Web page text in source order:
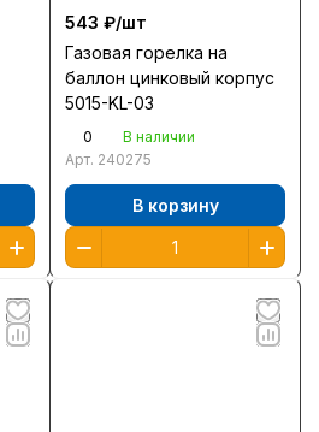
543 ₽/шт
Газовая горелка на
баллон цинковый корпус
5015-KL-03
0
В наличии
Арт. 240275
В корзину